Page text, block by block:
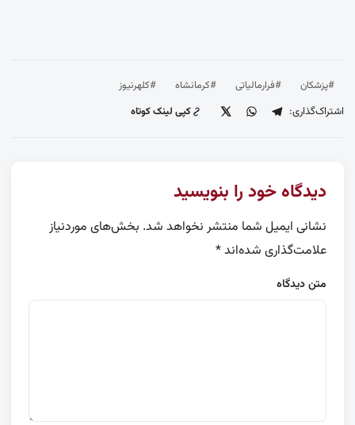
#پزشکان #فرارمالیاتی #کرمانشاه
#کلهرنیوز
اشتراک‌گذاری:
کپی لینک کوتاه
دیدگاه خود را بنویسید
نشانی ایمیل شما منتشر نخواهد شد. بخش‌های موردنیاز
علامت‌گذاری شده‌اند*
متن دیدگاه